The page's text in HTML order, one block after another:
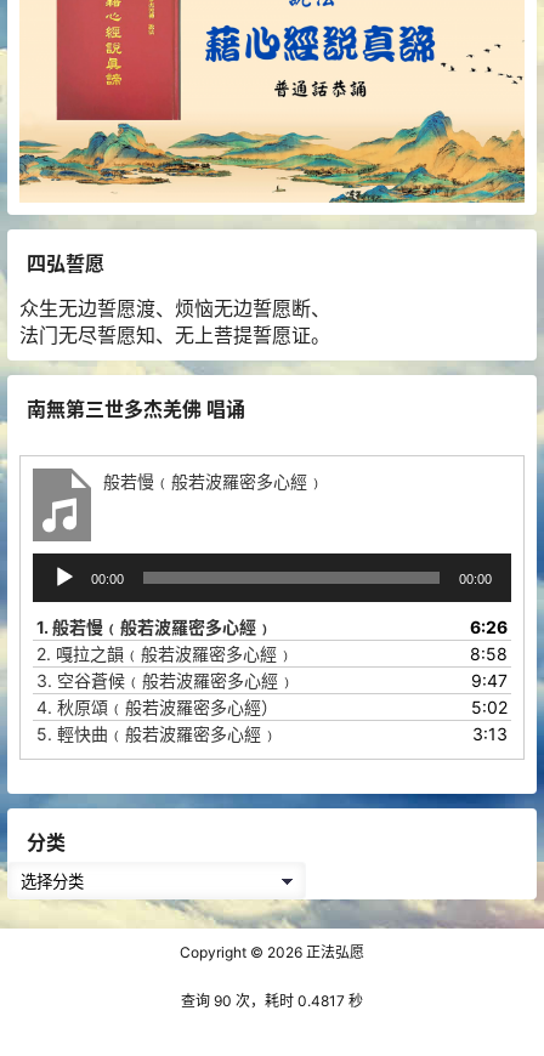
四弘誓愿
众生无边誓愿渡、烦恼无边誓愿断、
法门无尽誓愿知、无上菩提誓愿证。
南無第三世多杰羌佛 唱诵
般若慢﹙般若波羅密多心經﹚
播
放
器
00:00 00:00
1. 般若慢﹙般若波羅密多心經﹚
6:26
2. 嘎拉之韻﹙般若波羅密多心經﹚
8:58
3. 空谷蒼候﹙般若波羅密多心經﹚
9:47
4. 秋原頌﹙般若波羅密多心經）
5:02
5. 輕快曲﹙般若波羅密多心經﹚ 3:13
分类
分
类
Copyright © 2026 正法弘愿
查询 90 次，耗时 0.4817 秒